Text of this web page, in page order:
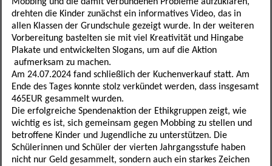
Awo-Hort
Mittagsbetreuung Freiraum
Tagesstätte St. Birgitta
Hort am Sportpark
Schulweghelfer
Schulsanitäter
Unser Schulhaus
weitere Mitarbeiter
Elternbeirat
Schulfruchtprogramm
Ergebnisse Projektwoche
Informationen
Übertritt
Regelklassen
Regelklassen
Mögliche Abschlüsse
Elternbriefe
Wichtige Links und Adressen
Kontaktformular
Schulweg
Impressum
drehten die Kinder zunächst ein informatives Video, das in
allen Klassen der Grundschule gezeigt wurde. In der weiteren
Vorbereitung bastelten sie mit viel Kreativität und Hingabe
Plakate und entwickelten Slogans, um auf die Aktion
aufmerksam zu machen.
Am 24.07.2024 fand schließlich der Kuchenverkauf statt. Am
Ende des Tages konnte stolz verkündet werden, dass insgesamt
465EUR gesammelt wurden.
Die erfolgreiche Spendenaktion der Ethikgruppen zeigt, wie
wichtig es ist, sich gemeinsam gegen Mobbing zu stellen und
betroffene Kinder und Jugendliche zu unterstützen. Die
Schülerinnen und Schüler der vierten Jahrgangsstufe haben
nicht nur Geld gesammelt, sondern auch ein starkes Zeichen